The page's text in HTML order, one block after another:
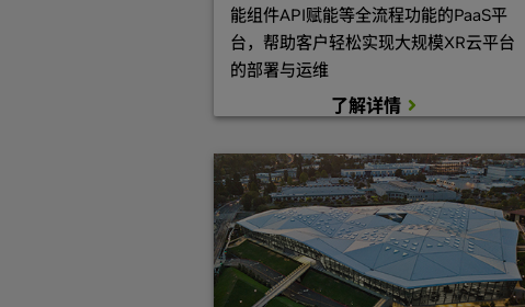
能组件API赋能等全流程功能的PaaS平
台，帮助客户轻松实现大规模XR云平台
的部署与运维
了解详情